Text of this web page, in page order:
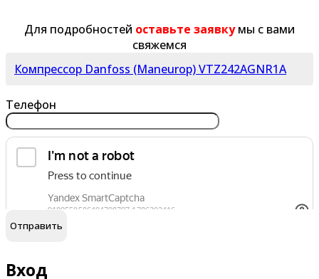
Для подробностей оставьте заявкумы с вами
свяжемся
Компрессор Danfoss (Maneurop) VTZ242AGNR1A
Телефон
Я согласен наобработку персональных данных
Вход